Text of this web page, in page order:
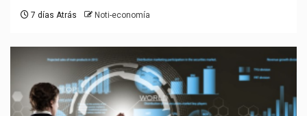
7 días Atrás Noti-economía